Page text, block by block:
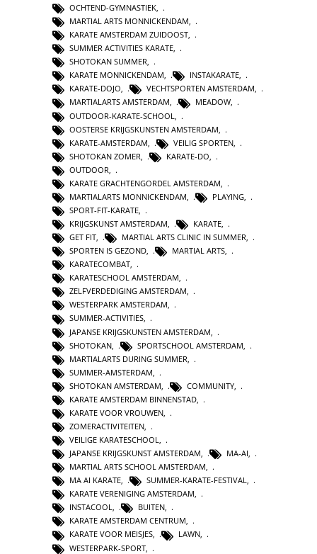
OCHTEND-GYMNASTIEK,
MARTIAL ARTS MONNICKENDAM,
KARATE AMSTERDAM ZUIDOOST,
SUMMER ACTIVITIES KARATE,
SHOTOKAN SUMMER,
KARATE MONNICKENDAM, INSTAKARATE,
KARATE-DOJO, VECHTSPORTEN AMSTERDAM,
MARTIALARTS AMSTERDAM, MEADOW,
OUTDOOR-KARATE-SCHOOL
OOSTERSE KRIJGSKUNSTEN AMSTERDAM
KARATE-AMSTERDAM
VEILIG SPORTEN
SHOTOKAN ZOMER
KARATE-DO
OUTDOOR
KARATE GRACHTENGORDEL AMSTERDAM
MARTIALARTS MONNICKENDAM
PLAYING
SPORT-FIT-KARATE
KRIJGSKUNST AMSTERDAM, KARATE,
GET FIT, MARTIAL ARTS CLINIC IN SUMMER,
SPORTEN IS GEZOND, MARTIAL ARTS,
KARATECOMBAT,
KARATESCHOOL AMSTERDAM,
ZELFVERDEDIGING AMSTERDAM,
WESTERPARK AMSTERDAM,
SUMMER-ACTIVITIES,
JAPANSE KRIJGSKUNSTEN AMSTERDAM
SHOTOKAN
SPORTSCHOOL AMSTERDAM
MARTIALARTS DURING SUMMER
SUMMER-AMSTERDAM
SHOTOKAN AMSTERDAM
COMMUNITY
KARATE AMSTERDAM BINNENSTAD
KARATE VOOR VROUWEN
ZOMERACTIVITEITEN
VEILIGE KARATESCHOOL,
JAPANSE KRIJGSKUNST AMSTERDAM, MA-AI,
MARTIAL ARTS SCHOOL AMSTERDAM,
MA AI KARATE, SUMMER-KARATE-FESTIVAL,
KARATE VERENIGING AMSTERDAM,
INSTACOOL, BUITEN,
KARATE AMSTERDAM CENTRUM,
KARATE VOOR MEISJES, LAWN,
WESTERPARK-SPORT